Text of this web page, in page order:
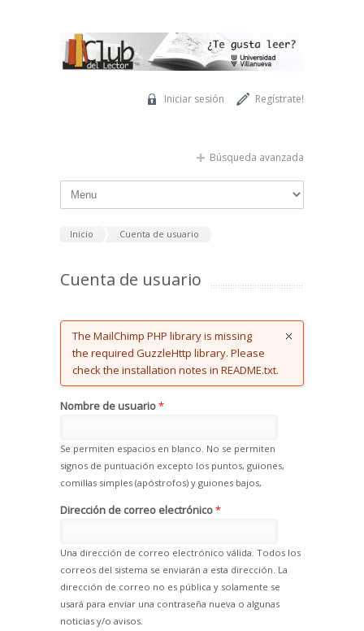
Regístrate!
Iniciar sesión
Búsqueda avanzada
Inicio Cuenta de usuario
Cuenta de usuario
Error message
The MailChimp PHP library is missing
the required GuzzleHttp library. Please
check the installation notes in README.txt.
Nombre de usuario*
Se permiten espacios en blanco. No se permiten
signos de puntuación excepto los puntos, guiones,
comillas simples (apóstrofos) y guiones bajos,
Dirección de correo electrónico*
Una dirección de correo electrónico válida. Todos los
correos del sistema se enviarán a esta dirección. La
dirección de correo no es pública y solamente se
usará para enviar una contraseña nueva o algunas
noticias y/o avisos.